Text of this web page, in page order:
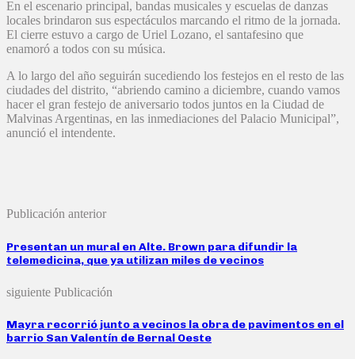
En el escenario principal, bandas musicales y escuelas de danzas
locales brindaron sus espectáculos marcando el ritmo de la jornada.
El cierre estuvo a cargo de Uriel Lozano, el santafesino que
enamoró a todos con su música.
A lo largo del año seguirán sucediendo los festejos en el resto de las
ciudades del distrito, “abriendo camino a diciembre, cuando vamos
hacer el gran festejo de aniversario todos juntos en la Ciudad de
Malvinas Argentinas, en las inmediaciones del Palacio Municipal”,
anunció el intendente.
Publicación anterior
Presentan un mural en Alte. Brown para difundir la
telemedicina, que ya utilizan miles de vecinos
siguiente Publicación
Mayra recorrió junto a vecinos la obra de pavimentos en el
barrio San Valentín de Bernal Oeste